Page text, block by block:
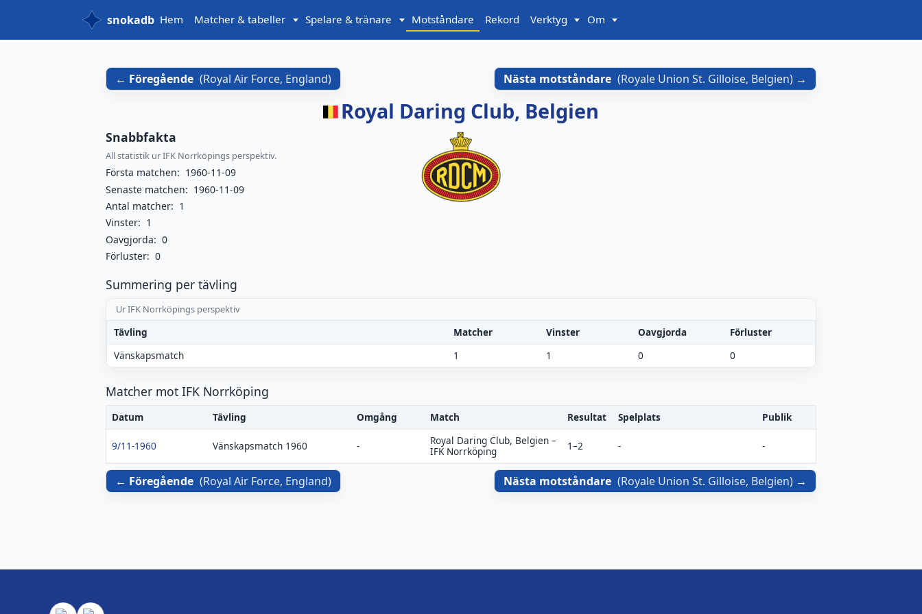
snokadb Hem Matcher & tabeller Spelare & tränare Motståndare Rekord Verktyg Om
Föregående (Royal Air Force, England) Nästa motståndare (Royale Union St. Gilloise, Belgien)
Royal Daring Club, Belgien
Snabbfakta
All statistik ur IFK Norrköpings perspektiv.
Första matchen: 1960-11-09
Senaste matchen: 1960-11-09
Antal matcher: 1
Vinster: 1
Oavgjorda: 0
Förluster: 0
Summering per tävling
Ur IFK Norrköpings perspektiv
Tävling Matcher Vinster Oavgjorda
Förluster
Vänskapsmatch
1 1 0 0
Matcher mot IFK Norrköping
Datum Tävling Omgång Match Resultat Spelplats Publik
9/11-1960 Vänskapsmatch 1960 - Royal Daring Club, Belgien –
IFK Norrköping
1–2 - -
Föregående (Royal Air Force, England) Nästa motståndare (Royale Union St. Gilloise, Belgien)